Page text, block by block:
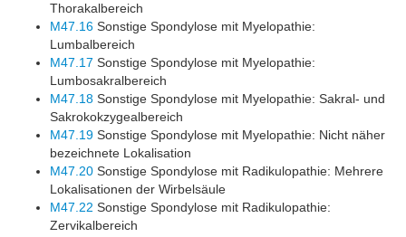
Thorakalbereich
M47.16 Sonstige Spondylose mit Myelopathie:
Lumbalbereich
M47.17 Sonstige Spondylose mit Myelopathie:
Lumbosakralbereich
M47.18 Sonstige Spondylose mit Myelopathie: Sakral- und
Sakrokokzygealbereich
M47.19 Sonstige Spondylose mit Myelopathie: Nicht näher
bezeichnete Lokalisation
M47.20 Sonstige Spondylose mit Radikulopathie: Mehrere
Lokalisationen der Wirbelsäule
M47.22 Sonstige Spondylose mit Radikulopathie:
Zervikalbereich